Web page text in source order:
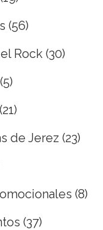
(56)
Rock (30)
(5)
(21)
de Jerez (23)
(8)
(37)